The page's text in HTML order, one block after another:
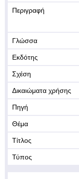
Περιγραφή
Γλώσσα
Εκδότης
Σχέση
Δικαιώματα χρήσης
Πηγή
Θέμα
Τίτλος
Τύπος